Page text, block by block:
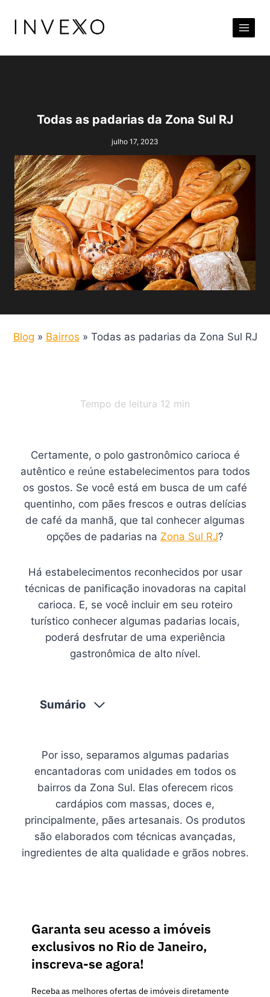
para
Conteúdo
Todas as padarias da Zona Sul RJ
julho 17, 2023
Blog » Bairros » Todas as padarias da Zona Sul RJ
Tempo de leitura 12 min
Certamente, o polo gastronômico carioca é
autêntico e reúne estabelecimentos para todos
os gostos. Se você está em busca de um café
quentinho, com pães frescos e outras delícias
de café da manhã, que tal conhecer algumas
opções de padarias na Zona Sul RJ?
Há estabelecimentos reconhecidos por usar
técnicas de panificação inovadoras na capital
carioca. E, se você incluir em seu roteiro
turístico conhecer algumas padarias locais,
poderá desfrutar de uma experiência
gastronômica de alto nível.
Sumário
Por isso, separamos algumas padarias
encantadoras com unidades em todos os
bairros da Zona Sul. Elas oferecem ricos
cardápios com massas, doces e,
principalmente, pães artesanais. Os produtos
são elaborados com técnicas avançadas,
ingredientes de alta qualidade e grãos nobres.
Garanta seu acesso a imóveis
exclusivos no Rio de Janeiro,
inscreva-se agora!
Receba as melhores ofertas de imóveis diretamente